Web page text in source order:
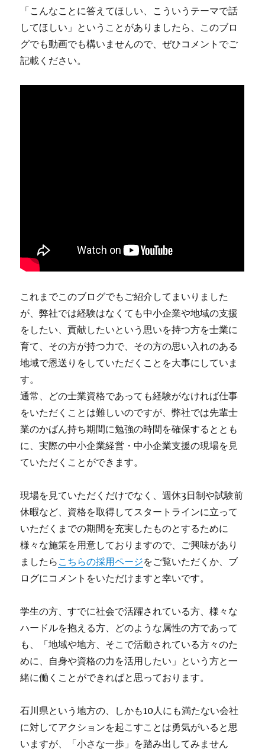
「こんなことに答えてほしい、こういうテーマで話
してほしい」ということがありましたら、このブロ
グでも動画でも構いませんので、ぜひコメントでご
記載ください。
これまでこのブログでもご紹介してまいりました
が、弊社では経験はなくても中小企業や地域の支援
をしたい、貢献したいという思いを持つ方を士業に
育て、その方が持つ力で、その方の思い入れのある
地域で恩送りをしていただくことを大事にしていま
す。
通常、どの士業資格であっても経験がなければ仕事
をいただくことは難しいのですが、弊社では先輩士
業のかばん持ち期間に勉強の時間を確保するととも
に、実際の中小企業経営・中小企業支援の現場を見
ていただくことができます。
現場を見ていただくだけでなく、週休3日制や試験前
休暇など、資格を取得してスタートラインに立って
いただくまでの期間を充実したものとするために
様々な施策を用意しておりますので、ご興味があり
ましたら こちらの採用ページをご覧いただくか、ブ
ログにコメントをいただけますと幸いです。
学生の方、すでに社会で活躍されている方、様々な
ハードルを抱える方、どのような属性の方であって
も、「地域や地方、そこで活動されている方々のた
めに、自身や資格の力を活用したい」という方と一
緒に働くことができればと思っております。
石川県という地方の、しかも10人にも満たない会社
に対してアクションを起こすことは勇気がいると思
いますが、「小さな一歩」を踏み出してみません